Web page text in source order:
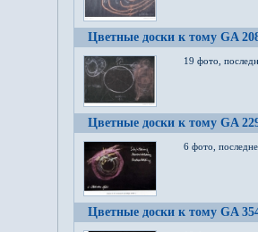
Цветные доски к тому GA
19 фото,
Цветные доски к тому GA
6 фото,
Цветные доски к тому GA